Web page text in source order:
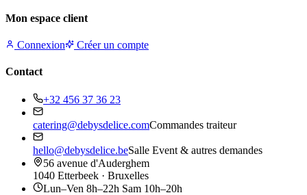
Mon espace client
Connexion Créer un compte
Contact
+32 456 37 36 23
catering@debysdelice.comCommandes traiteur
hello@debysdelice.beSalle Event & autres demandes
56 avenue d'Auderghem
1040 Etterbeek · Bruxelles
Lun–Ven 8h–22h Sam 10h–20h